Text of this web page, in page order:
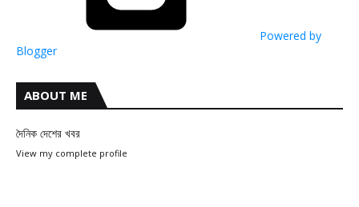
Powered by
Blogger
ABOUT ME
দৈনিক দেশের খবর
View my complete profile